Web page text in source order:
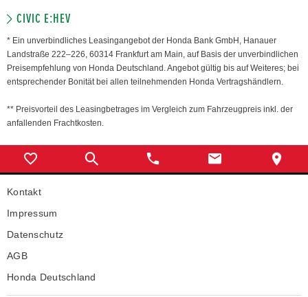
CIVIC E:HEV
* Ein unverbindliches Leasingangebot der Honda Bank GmbH, Hanauer
Landstraße 222–226, 60314 Frankfurt am Main, auf Basis der unverbindlichen
Preisempfehlung von Honda Deutschland. Angebot gültig bis auf Weiteres; bei
entsprechender Bonität bei allen teilnehmenden Honda Vertragshändlern.
** Preisvorteil des Leasingbetrages im Vergleich zum Fahrzeugpreis inkl. der
anfallenden Frachtkosten.
Kontakt
Impressum
Datenschutz
AGB
Honda Deutschland